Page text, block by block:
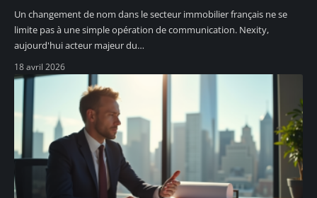
Un changement de nom dans le secteur immobilier français ne se
limite pas à une simple opération de communication. Nexity,
aujourd'hui acteur majeur du…
18 avril 2026